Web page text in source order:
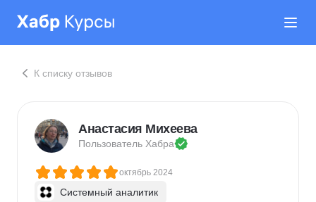
К списку отзывов
Анастасия Михеева
Пользователь Хабра
октябрь 2024
Системный аналитик